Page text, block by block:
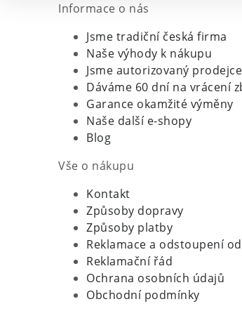
Informace o nás
Jsme tradiční česká firma
Naše výhody k nákupu
Jsme autorizovaný prodejce
Dáváme 60 dní na vrácení
Garance okamžité výměny
Naše další e-shopy
Blog
Vše o nákupu
Kontakt
Způsoby dopravy
Způsoby platby
Reklamace a odstoupení
Reklamační řád
Ochrana osobních údajů
Obchodní podmínky